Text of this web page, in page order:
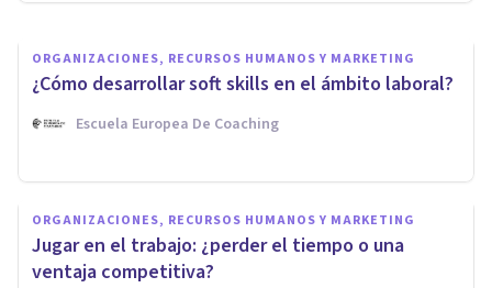
ORGANIZACIONES, RECURSOS HUMANOS Y MARKETING
¿Cómo desarrollar soft skills en el ámbito laboral?
Escuela Europea De Coaching
ORGANIZACIONES, RECURSOS HUMANOS Y MARKETING
Jugar en el trabajo: ¿perder el tiempo o una
ventaja competitiva?